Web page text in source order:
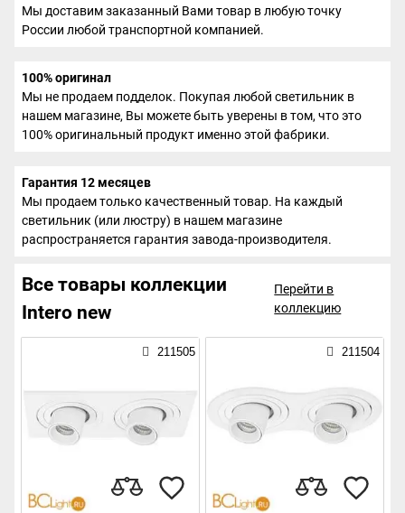
Мы доставим заказанный Вами товар в любую точку
России любой транспортной компанией.
100% оригинал
Мы не продаем подделок. Покупая любой светильник в
нашем магазине, Вы можете быть уверены в том, что это
100% оригинальный продукт именно этой фабрики.
Гарантия 12 месяцев
Мы продаем только качественный товар. На каждый
светильник (или люстру) в нашем магазине
распространяется гарантия завода-производителя.
Все товары коллекции
Intero new
Перейти в
коллекцию
211505 211504